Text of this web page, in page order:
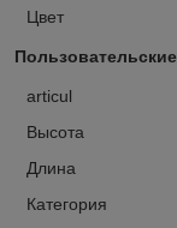
Цвет
articul
Высота
Длина
Категория